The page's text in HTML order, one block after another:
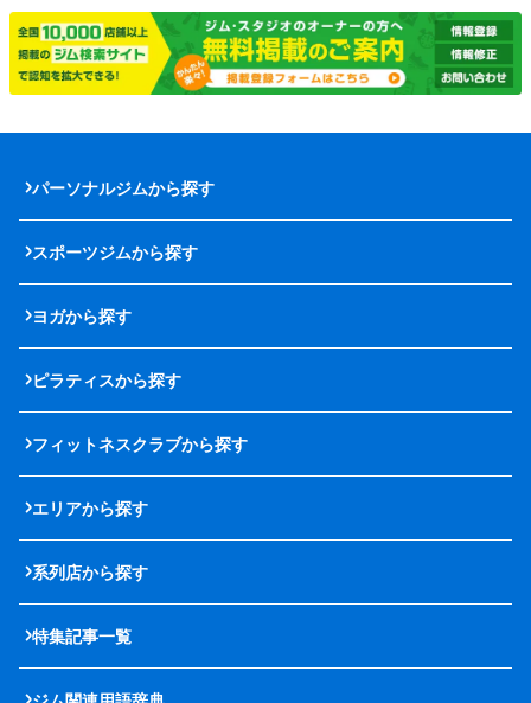
パーソナルジムから探す
スポーツジムから探す
ヨガから探す
ピラティスから探す
フィットネスクラブから探す
エリアから探す
系列店から探す
特集記事一覧